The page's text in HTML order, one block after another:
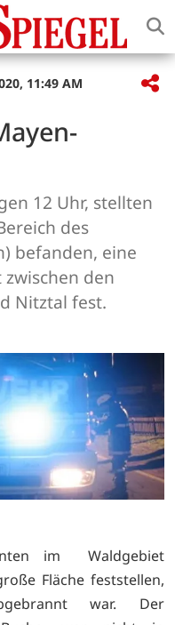
11:49 AM
12 Uhr, stellten
des
befanden, eine
den
Nitztal fest.
im Waldgebiet
Fläche feststellen,
war. Der